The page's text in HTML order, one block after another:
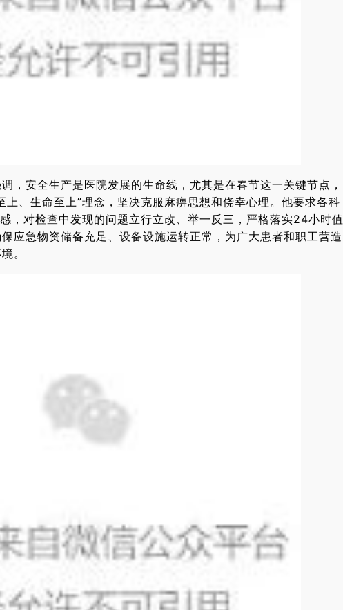
，安全生产是医院发展的生命线，尤其是在春节这一关键节点，
上、生命至上”理念，坚决克服麻痹思想和侥幸心理。他要求各科
，对检查中发现的问题立行立改、举一反三，严格落实24小时值
应急物资储备充足、设备设施运转正常，为广大患者和职工营造
。